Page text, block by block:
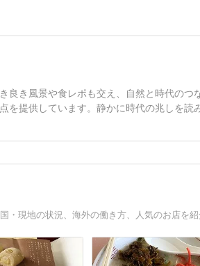
良き風景や食レポも交え、自然と時代のつ
を提供しています。静かに時代の兆しを読